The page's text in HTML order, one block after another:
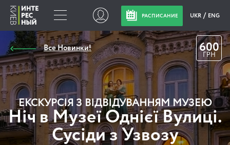
РАСПИСАНИЕ UKR ENG
Все Новинки! 600
ГРН
ЕКСКУРСІЯ З ВІДВІДУВАННЯМ МУЗЕЮ
Ніч в Музеї Однієї Вулиці.
Сусіди з Узвозу